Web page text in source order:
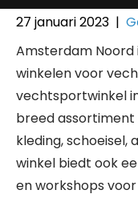
27 januari 2023 |
Amsterdam Noord
winkelen voor
vechtsportwinkel
breed
kleding, schoeisel,
winkel biedt ook
en workshops